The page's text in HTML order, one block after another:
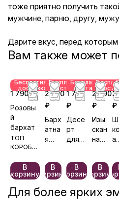
тоже приятно получить
мужчине, парню, другу,
Дарите вкус, перед
Вам также может
Бесплатная
доставка
1 790 ₽
Розовы
й
бархат
ТОП
КОРОБО
Выбрали
800+
раз
В
корзину
Бесплатная
доставка
2 990
₽
Барх
атна
я
каВ
корзину
Бесплатная
доставка
1 790
₽
Десе
рт
для
дня
В
корзину
2 990
₽
Изы
скан
ная
В
корзину
2
₽
Для более ярких